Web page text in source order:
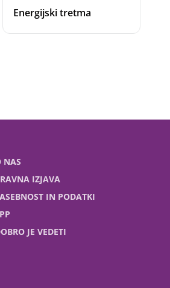
Energijski tretma
NAS
IZJAVA
IN PODATKI
JE VEDETI